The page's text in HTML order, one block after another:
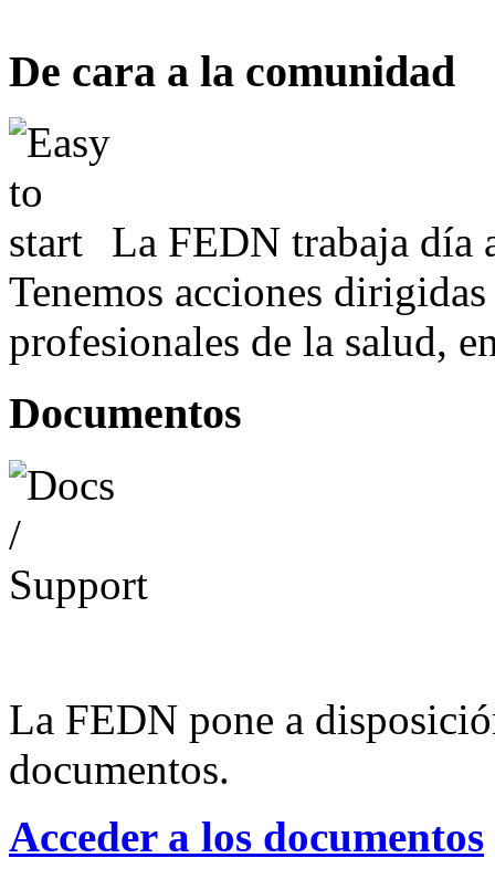
De cara a la comunidad
La FEDN trabaja día
Tenemos acciones
profesionales de la salud,
Documentos
La FEDN pone a
documentos.
Acceder a los documentos